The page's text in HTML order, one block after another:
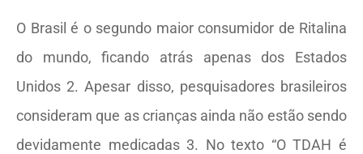
O Brasil é o segundo maior consumidor de Ritalina
do mundo, ficando atrás apenas dos Estados
Unidos 2. Apesar disso, pesquisadores brasileiros
consideram que as crianças ainda não estão sendo
devidamente medicadas 3. No texto “O TDAH é